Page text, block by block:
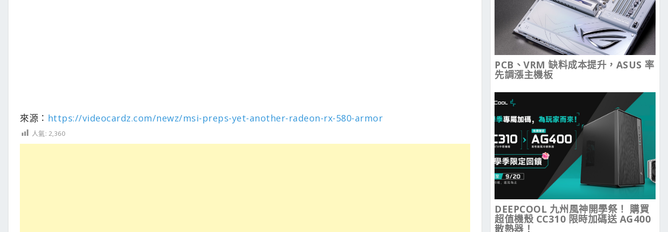
來源： https://videocardz.com/newz/msi-preps-yet-another-radeon-rx-580-armor
人氣: 2,360
PCB、VRM 缺料成本提升，ASUS 率
先調漲主機板
DEEPCOOL 九州風神開學祭！ 購買
超值機殼 CC310 限時加碼送 AG400
散熱器！